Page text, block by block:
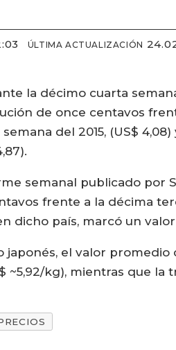
ÚLTIMA ACTUALIZACIÓN
la décimo cuarta
de once centavos
del 2015, (US$
semanal publicado por
frente a la décima
dicho país, marcó un valor
japonés, el valor
~5,92/kg), mientras que la